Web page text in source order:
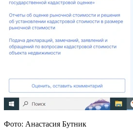
Фото: Анастасия Бутник